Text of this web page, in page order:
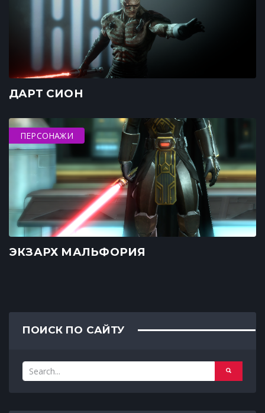
ДАРТ СИОН
ПЕРСОНАЖИ
ЭКЗАРХ МАЛЬФОРИЯ
ПОИСК ПО САЙТУ